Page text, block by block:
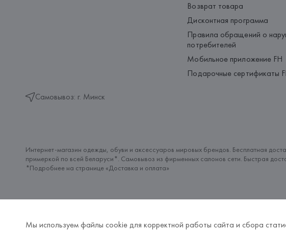
Самовывоз: г. Минск
Возврат товара
Дисконтная программа
Правила обращений о
потребителей
Мобильное приложение FH
Подарочные сертификаты
Интернет-магазин одежды, обуви и аксессуаров мировых брендов. Бесплатная
примеркой по всей Беларуси*. Самовывоз из фирменных салонов сети. Быстрая
*Подробнее на странице «Доставка и оплата»
Мы используем файлы cookie для корректной работы сайта и сбора